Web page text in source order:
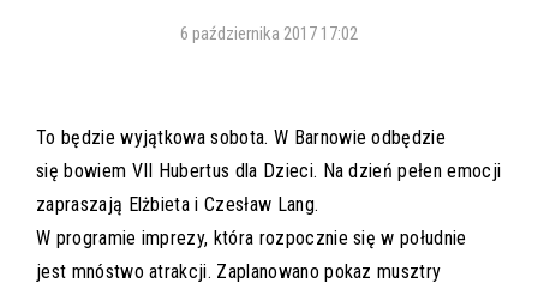
6 października 2017 17:02
To będzie wyjątkowa sobota. W Barnowie odbędzie
się bowiem VII Hubertus dla Dzieci. Na dzień pełen emocji
zapraszają Elżbieta i Czesław Lang.
W programie imprezy, która rozpocznie się w południe
jest mnóstwo atrakcji. Zaplanowano pokaz musztry